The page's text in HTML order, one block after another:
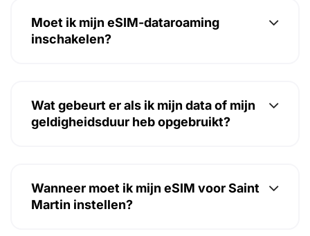
Moet ik mijn eSIM-dataroaming
inschakelen?
Wat gebeurt er als ik mijn data of mijn
geldigheidsduur heb opgebruikt?
Wanneer moet ik mijn eSIM voor Saint
Martin instellen?